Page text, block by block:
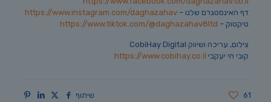
דף האינסטגרם שלנו – https://www.instagram.com/daghazahav
טיקטוק – https://www.tiktok.com/@daghazahav8ltd
צילום, עריכה ושיווק CobiHay Digital
קובי חי יעקבי https://www.cobihay.co.il
שיתוף 61